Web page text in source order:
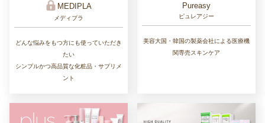
MEDIPLA
メディプラ
どんな悩みをもつ方にも使っていただき
たい
シンプルかつ高品質な化粧品・サプリメ
ント
Pureasy
ピュレアジー
美容大国・韓国の製薬会社による医療機
関専売スキンケア